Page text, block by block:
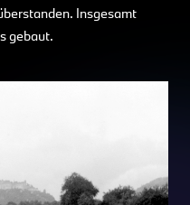
Insgesamt
gebaut.